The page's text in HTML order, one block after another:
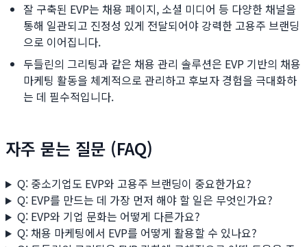
잘 구축된 EVP는 채용 페이지, 소셜 미디어 등 다양한 채널을
통해 일관되고 진정성 있게 전달되어야 강력한 고용주 브랜딩
으로 이어집니다.
두들린의 그리팅과 같은 채용 관리 솔루션은 EVP 기반의 채용
마케팅 활동을 체계적으로 관리하고 후보자 경험을 극대화하
는 데 필수적입니다.
자주 묻는 질문 (FAQ)
Q: 중소기업도 EVP와 고용주 브랜딩이 중요한가요?
Q: EVP를 만드는 데 가장 먼저 해야 할 일은 무엇인가요?
Q: EVP와 기업 문화는 어떻게 다른가요?
Q: 채용 마케팅에서 EVP를 어떻게 활용할 수 있나요?